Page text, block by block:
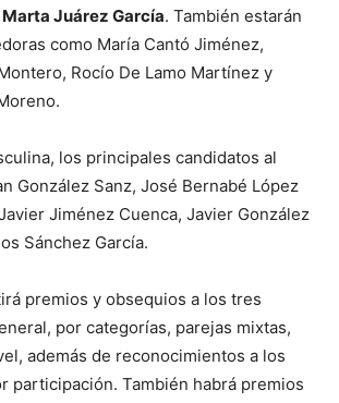
Marta Juárez García. También estarán
como María Cantó Jiménez,
Rocío De Lamo Martínez y
los principales candidatos al
González Sanz, José Bernabé López
Jiménez Cuenca, Javier González
Sánchez García.
premios y obsequios a los tres
por categorías, parejas mixtas,
además de reconocimientos a los
participación. También habrá premios